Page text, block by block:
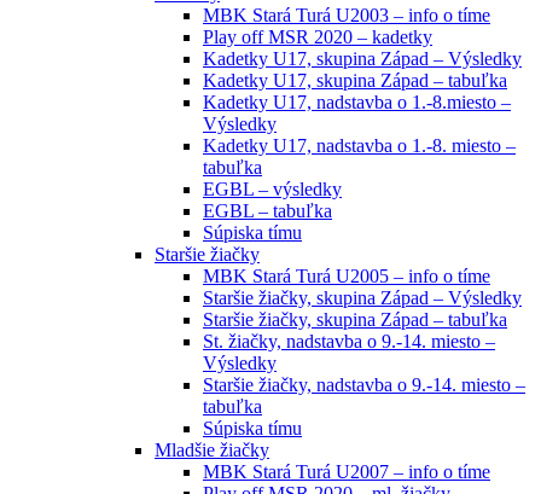
MBK Stará Turá U2003 – info o tíme
Play off MSR 2020 – kadetky
Kadetky U17, skupina Západ – Výsledky
Kadetky U17, skupina Západ – tabuľka
Kadetky U17, nadstavba o 1.-8.miesto –
Výsledky
Kadetky U17, nadstavba o 1.-8. miesto –
tabuľka
EGBL – výsledky
EGBL – tabuľka
Súpiska tímu
Staršie žiačky
MBK Stará Turá U2005 – info o tíme
Staršie žiačky, skupina Západ – Výsledky
Staršie žiačky, skupina Západ – tabuľka
St. žiačky, nadstavba o 9.-14. miesto –
Výsledky
Staršie žiačky, nadstavba o 9.-14. miesto –
tabuľka
Súpiska tímu
Mladšie žiačky
MBK Stará Turá U2007 – info o tíme